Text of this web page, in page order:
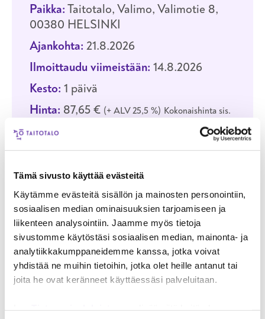
Tämä sivusto käyttää evästeitä
Käytämme evästeitä sisällön ja mainosten personointiin,
sosiaalisen median ominaisuuksien tarjoamiseen ja
liikenteen analysointiin. Jaamme myös tietoja
sivustomme käytöstäsi sosiaalisen median, mainonta- ja
analytiikkakumppaneidemme kanssa, jotka voivat
yhdistää ne muihin tietoihin, jotka olet heille antanut tai
joita he ovat keränneet käyttäessäsi palveluitaan.
Paikka:Taitotalo, Valimo, Valimotie 8,
00380 HELSINKI
Ajankohta: 21.8.2026
Ilmoittaudu viimeistään: 14.8.2026
Kesto: 1 päivä
Hinta: 87,65 € + ALV 25,5 % Kokonaishinta sis.
LUE LISÄÄ JA
ILMOITTAUDU
HELSINKI SERTIFIKAATTI
Hygieniapassitesti